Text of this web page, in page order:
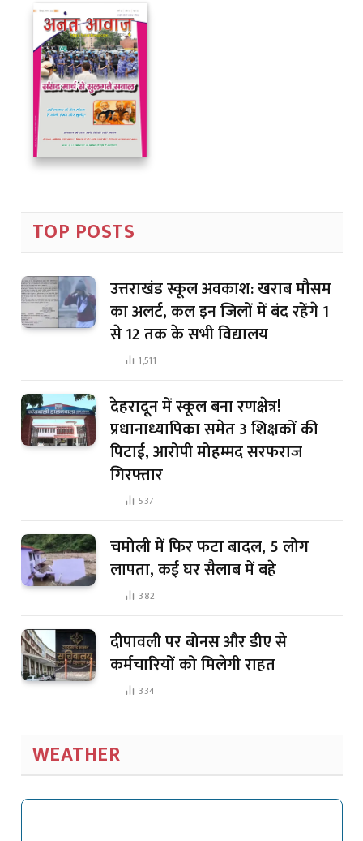
TOP POSTS
उत्तराखंड स्कूल अवकाश: खराब मौसम
का अलर्ट, कल इन जिलों में बंद रहेंगे 1
से 12 तक के सभी विद्यालय
1,511
देहरादून में स्कूल बना रणक्षेत्र!
प्रधानाध्यापिका समेत 3 शिक्षकों की
पिटाई, आरोपी मोहम्मद सरफराज
गिरफ्तार
537
चमोली में फिर फटा बादल, 5 लोग
लापता, कई घर सैलाब में बहे
382
दीपावली पर बोनस और डीए से
कर्मचारियों को मिलेगी राहत
334
WEATHER